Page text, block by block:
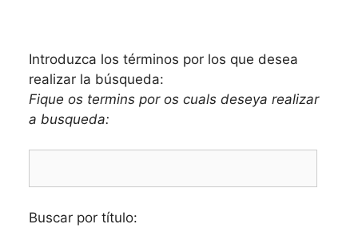
Introduzca los términos por los que desea
realizar la búsqueda:
Fique os termins por os cuals deseya realizar
a busqueda:
Buscar por título: